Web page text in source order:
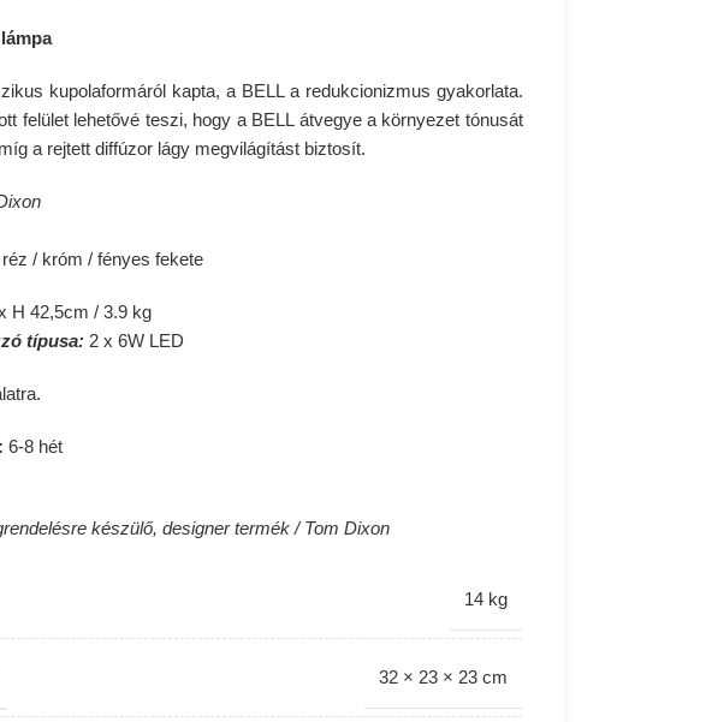
kupolaformáról kapta, a BELL a redukcionizmus gyakorlata.
felület lehetővé teszi, hogy a BELL átvegye a környezet tónusát
a rejtett diffúzor lágy megvilágítást biztosít.
/ króm / fényes fekete
H 42,5cm / 3.9 kg
típusa:2 x 6W LED
6-8 hét
készülő, designer termék / Tom Dixon
14 kg
32 × 23 × 23 cm